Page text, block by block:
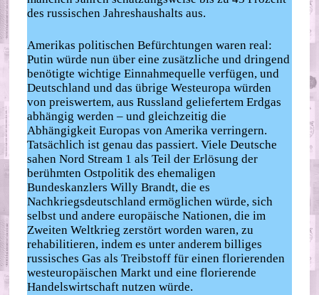
des russischen Jahreshaushalts aus.
Amerikas politischen Befürchtungen waren real:
Putin würde nun über eine zusätzliche und dringend
benötigte wichtige Einnahmequelle verfügen, und
Deutschland und das übrige Westeuropa würden
von preiswertem, aus Russland geliefertem Erdgas
abhängig werden – und gleichzeitig die
Abhängigkeit Europas von Amerika verringern.
Tatsächlich ist genau das passiert. Viele Deutsche
sahen Nord Stream 1 als Teil der Erlösung der
berühmten Ostpolitik des ehemaligen
Bundeskanzlers Willy Brandt, die es
Nachkriegsdeutschland ermöglichen würde, sich
selbst und andere europäische Nationen, die im
Zweiten Weltkrieg zerstört worden waren, zu
rehabilitieren, indem es unter anderem billiges
russisches Gas als Treibstoff für einen florierenden
westeuropäischen Markt und eine florierende
Handelswirtschaft nutzen würde.